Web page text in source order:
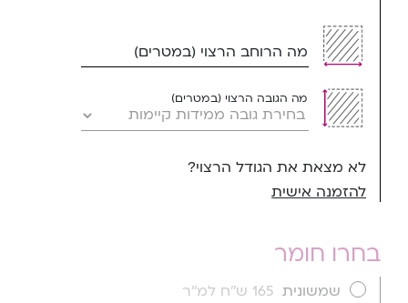
מה הרוחב הרצוי (במטרים)
מה הגובה הרצוי (במטרים)
לא מצאת את הגודל הרצוי?
להזמנה אישית
בחרו חומר
שמשונית 165 ש''ח למ''ר